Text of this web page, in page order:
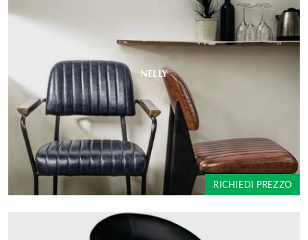
NELLY
RICHIEDI PREZZO